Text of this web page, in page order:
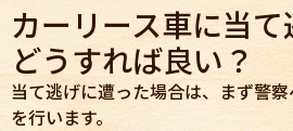
カーリース車に当
どうすれば良い？
当て逃げに遭った場合は、まず警
を行います。